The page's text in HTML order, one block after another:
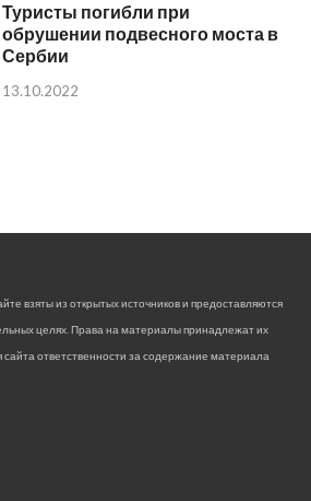
Туристы погибли при
обрушении подвесного моста в
Сербии
13.10.2022
взяты из открытых источников и предоставляются
целях. Права на материалы принадлежат их
ответственности за содержание материала